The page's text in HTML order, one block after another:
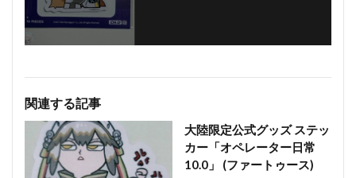
関連する記事
大陸限定公式グッズ ステッ
カー「オペレーター日常
10.0」 (ファートゥース)